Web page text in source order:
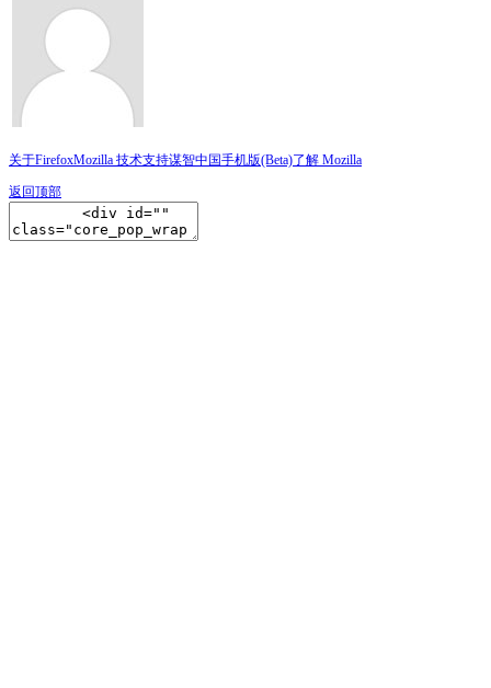
关于FirefoxMozilla 技术支持谋智中国手机版(Beta)了解 Mozilla
返回顶部